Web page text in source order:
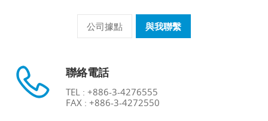
公司據點 與我聯繫
聯絡電話
TEL : +886-3-4276555
FAX : +886-3-4272550